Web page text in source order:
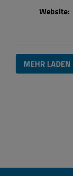
Website:
MEHR LADEN